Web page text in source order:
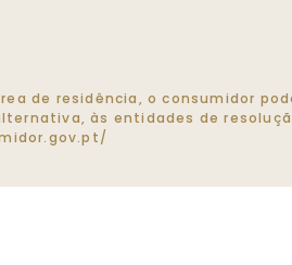
de residência, o consumidor pode
às entidades de